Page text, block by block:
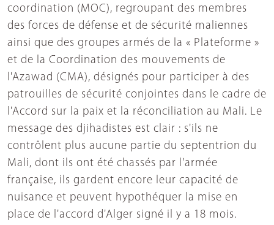
coordination (MOC), regroupant des membres
des forces de défense et de sécurité maliennes
ainsi que des groupes armés de la « Plateforme »
et de la Coordination des mouvements de
l'Azawad (CMA), désignés pour participer à des
patrouilles de sécurité conjointes dans le cadre de
l'Accord sur la paix et la réconciliation au Mali. Le
message des djihadistes est clair : s'ils ne
contrôlent plus aucune partie du septentrion du
Mali, dont ils ont été chassés par l'armée
française, ils gardent encore leur capacité de
nuisance et peuvent hypothéquer la mise en
place de l'accord d'Alger signé il y a 18 mois.